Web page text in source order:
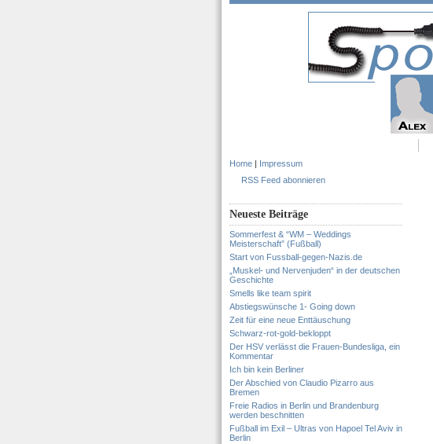
Home | Impressum
RSS Feed abonnieren
Neueste Beiträge
Sommerfest & “WM – Weddings
Meisterschaft” (Fußball)
Start von Fussball-gegen-Nazis.de
„Muskel- und Nervenjuden“ in der deutschen
Geschichte
Smells like team spirit
Abstiegswünsche 1- Going down
Zeit für eine neue Enttäuschung
Schwarz-rot-gold-bekloppt
Der HSV verlässt die Frauen-Bundesliga, ein
Kommentar
Ich bin kein Berliner
Der Abschied von Claudio Pizarro aus
Bremen
Freie Radios in Berlin und Brandenburg
werden beschnitten
Fußball im Exil – Ultras von Hapoel Tel Aviv in
Berlin